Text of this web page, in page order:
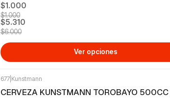
$1.000
$1.000
$5.310
$6.000
Ver opciones
677| Kunstmann
CERVEZA KUNSTMANN TOROBAYO 500CC